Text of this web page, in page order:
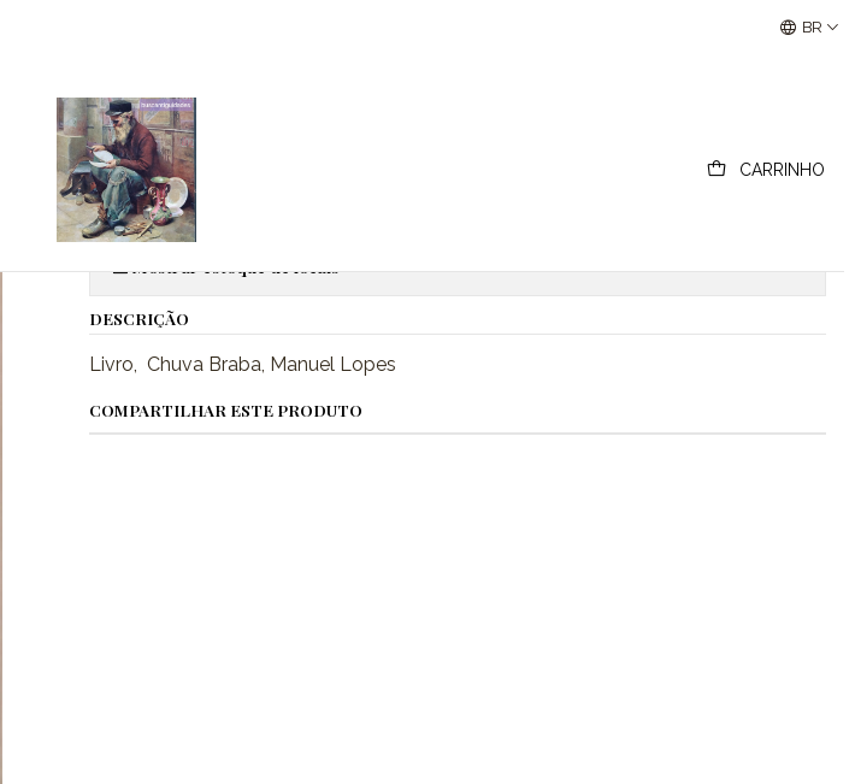
CARRINHO
Buscantiguidades - Leilões Colecionismo e BR
|
Livro, Chuva Braba, Manuel Lopes
Quantidade
Mostrar estoque de locais
DESCRIÇÃO
Livro, Chuva Braba, Manuel Lopes
COMPARTILHAR ESTE PRODUTO